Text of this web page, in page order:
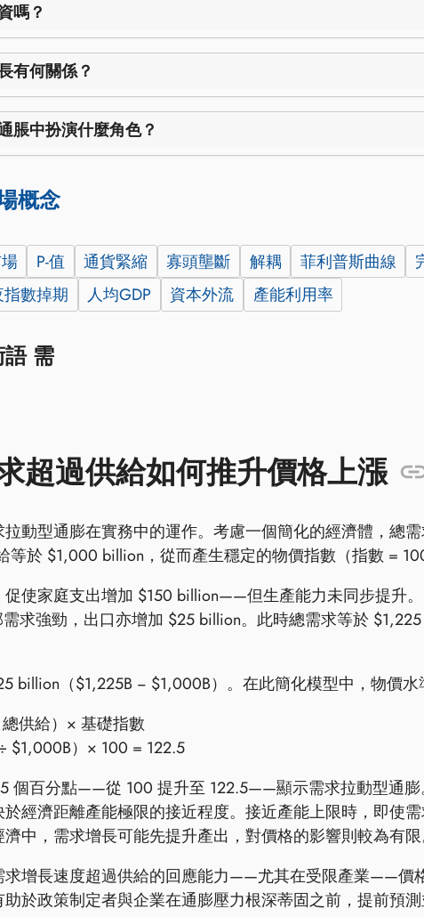
嗎？
有何關係？
脹中扮演什麼角色？
概念
P-值 通貨緊縮 寡頭壟斷 解耦 菲利普斯曲線
指數掉期 人均GDP 資本外流 產能利用率
需
超過供給如何推升價格上漲
動型通膨在實務中的運作。考慮一個簡化的經濟體，總
於 $1,000 billion，從而產生穩定的物價指數（指數 = 100
使家庭支出增加 $150 billion——但生產能力未同步提升
求強勁，出口亦增加 $25 billion。此時總需求等於
billion（$1,225B − $1,000B）。在此簡化模型中，物價水
供給）× 基礎指數
$1,000B）× 100 = 122.5
個百分點——從 100 提升至 122.5——顯示需求拉動型通
經濟距離產能極限的接近程度。接近產能上限時，即使
中，需求增長可能先提升產出，對價格的影響則較為有限
求增長速度超過供給的回應能力——尤其在受限產業——價
於政策制定者與企業在通膨壓力根深蒂固之前，提前預測